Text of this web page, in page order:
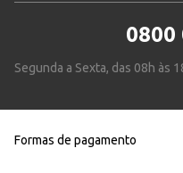
0800
Segunda a Sexta, das 08h às
Formas de pagamento